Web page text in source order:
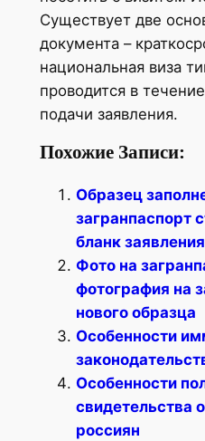
Существует две
документа –
национальная виза
проводится в
подачи заявления.
Похожие Записи:
Образец
загранпаспорт
бланк заявления
Фото на
фотография на
нового образца
Особенности
Особенности
свидетельства
россиян